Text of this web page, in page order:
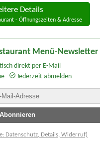
Details
- Öffnungszeiten & Adresse
Menü-Newsletter
direkt per E-Mail
Jederzeit abmelden
Datenschutz, Details, Widerruf)